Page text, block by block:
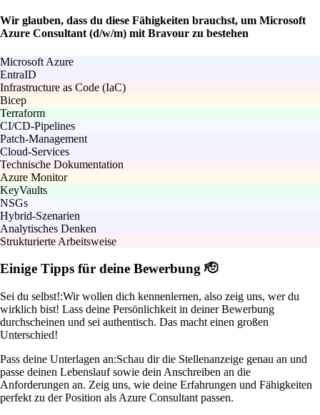
Wir glauben, dass du diese Fähigkeiten brauchst, um Microsoft
Azure Consultant (d/w/m) mit Bravour zu bestehen
Microsoft Azure
EntraID
Infrastructure as Code (IaC)
Bicep
Terraform
CI/CD-Pipelines
Patch-Management
Cloud-Services
Technische Dokumentation
Azure Monitor
KeyVaults
NSGs
Hybrid-Szenarien
Analytisches Denken
Strukturierte Arbeitsweise
Einige Tipps für deine Bewerbung 🫡
Sei du selbst!:Wir wollen dich kennenlernen, also zeig uns, wer du
wirklich bist! Lass deine Persönlichkeit in deiner Bewerbung
durchscheinen und sei authentisch. Das macht einen großen
Unterschied!
Pass deine Unterlagen an:Schau dir die Stellenanzeige genau an und
passe deinen Lebenslauf sowie dein Anschreiben an die
Anforderungen an. Zeig uns, wie deine Erfahrungen und Fähigkeiten
perfekt zu der Position als Azure Consultant passen.